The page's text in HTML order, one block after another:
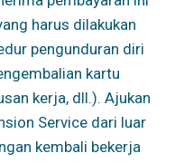
harus dilakukan
pengunduran diri
kartu
kerja, dll.). Ajukan
Service dari luar
kembali bekerja